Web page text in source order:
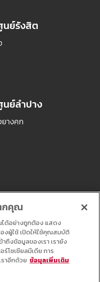
นย์รังสิต
นย์ลำปาง
างคก
กคุณ
ได้อย่างถูกต้อง แสดง
งผู้ใช้ เปิดให้ใช้คุณสมบัติ
าถึงข้อมูลของเรา เรายัง
โซเชียลมีเดีย การ
ราอีกด้วย ข้อมูลเพิ่มเติม